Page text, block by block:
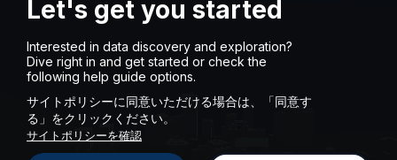
Let's get you started
Interested in data discovery and exploration?
Dive right in and get started or check the
following help guide options.
サイトポリシーに同意いただける場合は、「同意す
る」をクリックください。
サイトポリシーを確認